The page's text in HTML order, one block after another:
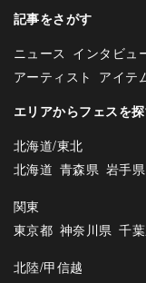
記事をさがす
ニュース インタビュ
アーティスト アイテ
エリアからフェスを
北海道/東北
北海道 青森県 岩手県
関東
東京都 神奈川県 千
北陸/甲信越